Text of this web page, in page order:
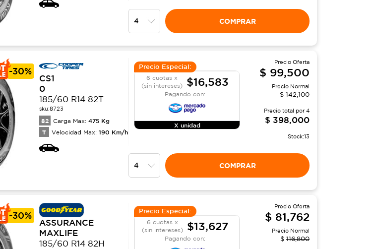
COMPRAR
-30%
CS1
0
185/60 R14 82T
sku:8723
82 Carga Max: 475 Kg
T Velocidad Max: 190 Km/h
Precio Especial:
6 cuotas x
(sin intereses)
$16,583
Pagando con:
X unidad
Precio Oferta
$ 99,500
Precio Normal
$ 142,100
Precio total por4
$ 398,000
Stock:13
COMPRAR
-30%
ASSURANCE
MAXLIFE
185/60 R14 82H
Precio Especial:
6 cuotas x
(sin intereses)
$13,627
Pagando con:
Precio Oferta
$ 81,762
Precio Normal
$ 116,800